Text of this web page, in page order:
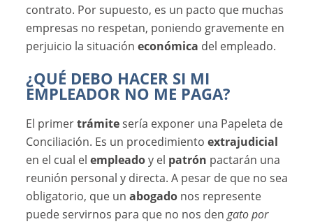
contrato. Por supuesto, es un pacto que muchas
empresas no respetan, poniendo gravemente en
perjuicio la situacióneconómica del empleado.
¿QUÉ DEBO HACER SI MI
EMPLEADOR NO ME PAGA?
El primertrámitesería exponer una Papeleta de
Conciliación. Es un procedimientoextrajudicial
en el cual elempleadoy el patrón pactarán una
reunión personal y directa. A pesar de que no sea
obligatorio, que unabogado nos represente
puede servirnos para que no nos dengato por